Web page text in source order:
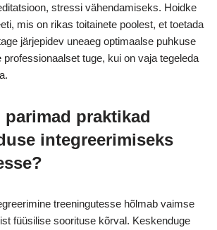
stressi vähendamiseks. Hoidke
mis on rikas toitainete poolest, et toetada
järjepidev uneaeg optimaalse puhkuse
tuge, kui on vaja tegeleda
praktikad
integreerimiseks
treeningutesse hõlmab vaimse
füüsilise soorituse kõrval. Keskenduge